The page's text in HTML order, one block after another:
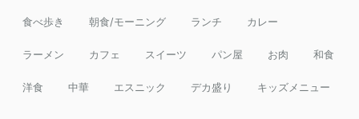
食べ歩き 朝食/モーニング ランチ カレー
ラーメン カフェ スイーツ パン屋 お肉 和食
洋食 中華 エスニック デカ盛り キッズメニュー